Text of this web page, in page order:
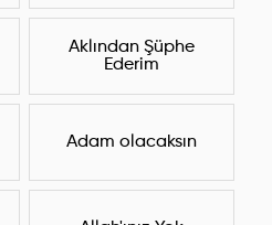
Aklından Şüphe
Ederim
Adam olacaksın